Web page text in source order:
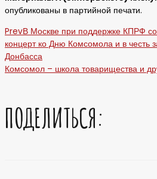
опубликованы в партийной печати.
PrevВ Москве при поддержке КПРФ
концерт ко Дню Комсомола и в честь
Донбасса
Комсомол – школа товарищества и
ПОДЕЛИТЬСЯ: